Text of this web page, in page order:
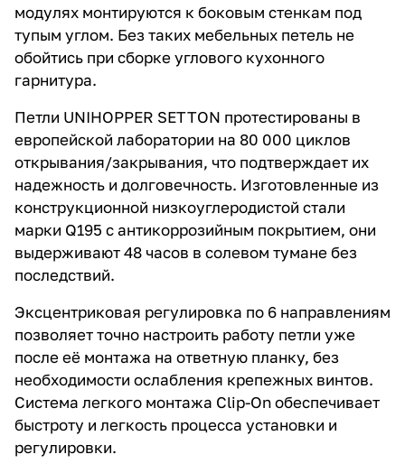
модулях монтируются к боковым стенкам под
тупым углом. Без таких мебельных петель не
обойтись при сборке углового кухонного
гарнитура.
Петли UNIHOPPER SETTON протестированы в
европейской лаборатории на 80 000 циклов
открывания/закрывания, что подтверждает их
надежность и долговечность. Изготовленные из
конструкционной низкоуглеродистой стали
марки Q195 с антикоррозийным покрытием, они
выдерживают 48 часов в солевом тумане без
последствий.
Эксцентриковая регулировка по 6 направлениям
позволяет точно настроить работу петли уже
после её монтажа на ответную планку, без
необходимости ослабления крепежных винтов.
Система легкого монтажа Clip-On обеспечивает
быстроту и легкость процесса установки и
регулировки.